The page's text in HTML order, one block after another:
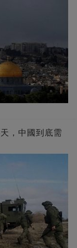
，中國到底需